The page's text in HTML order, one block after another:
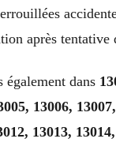
après tentative
également dans
13006,
13013,